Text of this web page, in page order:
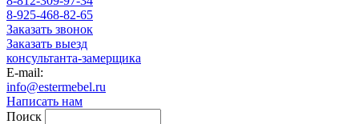
8-925-468-82-65
Заказать звонок
Заказать выезд
консультанта-замерщика
E-mail:
info@estermebel.ru
Написать нам
Поиск